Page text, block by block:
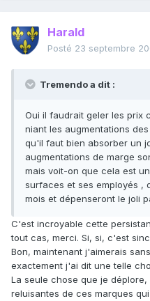
Harald
Posté 23 septembre
Tremendo a dit :
Oui il faudrait geler les prix
niant les augmentations
qu'il faut bien absorber un
augmentations de marge
mais voit-on que cela est
surfaces et ses employés ,
mois et dépenseront le joli
C'est incroyable cette
tout cas, merci. Si, si, c'est
Bon, maintenant j'aimerais
exactement j'ai dit une telle
La seule chose que je
reluisantes de ces marques